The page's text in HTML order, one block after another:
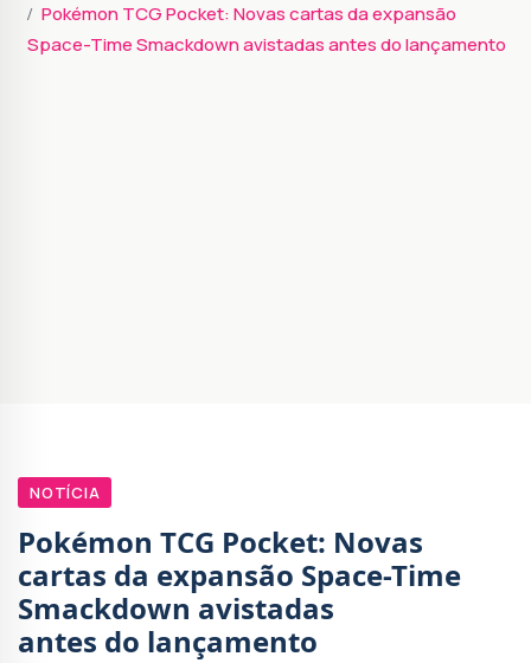
Pokémon TCG Pocket: Novas cartas da expansão
Space-Time Smackdown avistadas antes do lançamento
NOTÍCIA
Pokémon TCG Pocket: Novas
cartas da expansão Space-Time
Smackdown avistadas
antes do lançamento